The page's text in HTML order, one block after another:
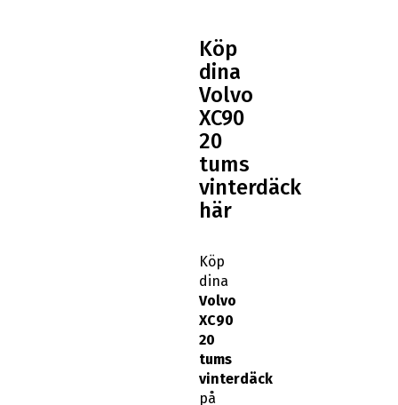
Köp
dina
Volvo
XC90
20
tums
vinterdäck
här
Köp
dina
Volvo
XC90
20
tums
vinterdäck
på